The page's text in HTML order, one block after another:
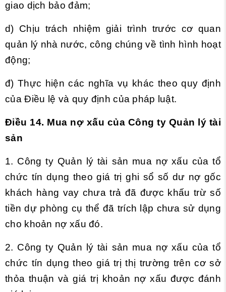
giao dịch bảo đảm;
d) Chịu trách nhiệm giải trình trước cơ quan
quản lý nhà nước, công chúng về tình hình hoạt
động;
đ) Thực hiện các nghĩa vụ khác theo quy định
của Điều lệ và quy định của pháp luật.
Điều 14. Mua nợ xấu của Công ty Quản lý tài
sản
1. Công ty Quản lý tài sản mua nợ xấu của tổ
chức tín dụng theo giá trị ghi sổ số dư nợ gốc
khách hàng vay chưa trả đã được khấu trừ số
tiền dự phòng cụ thể đã trích lập chưa sử dụng
cho khoản nợ xấu đó.
2. Công ty Quản lý tài sản mua nợ xấu của tổ
chức tín dụng theo giá trị thị trường trên cơ sở
thỏa thuận và giá trị khoản nợ xấu được đánh